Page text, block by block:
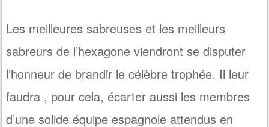
Les meilleures sabreuses et les meilleurs
sabreurs de l’hexagone viendront se disputer
l’honneur de brandir le célèbre trophée. Il leur
faudra , pour cela, écarter aussi les membres
d’une solide équipe espagnole attendus en